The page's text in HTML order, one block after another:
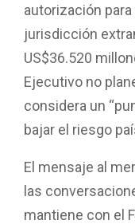
autorización
jurisdicción
US$36.520
Ejecutivo no
considera un
bajar el riesgo
El mensaje al
las
mantiene con el